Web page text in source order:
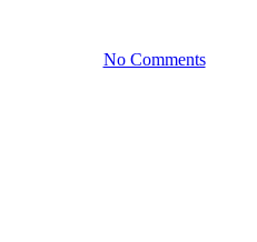
No Comments